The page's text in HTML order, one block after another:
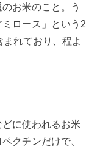
お米のこと。う
ロース」という2
れており、程よ
に使われるお米
クチンだけで、